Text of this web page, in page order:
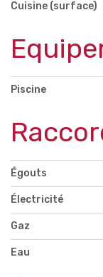
Cuisine (surface)
Piscine
Égouts
Électricité
Gaz
Eau